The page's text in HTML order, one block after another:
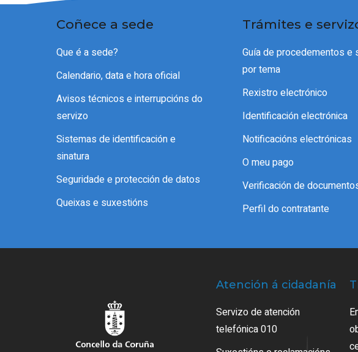
Coñece a sede
Que é a sede?
Calendario, data e hora oficial
Avisos técnicos e interrupcións do
servizo
Sistemas de identificación e
sinatura
Seguridade e protección de datos
Queixas e suxestións
Trámites e
Guía de procedementos e
por tema
Rexistro electrónico
Identificación electrónica
Notificacións electrónicas
O meu pago
Verificación de
Perfil do contratante
Atención á cidadanía
Servizo de atención
telefónica 010